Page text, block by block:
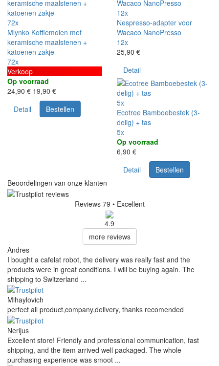
72x
Mlynko Koffiemolen met
keramische maalstenen +
katoenen zakje
72x
Verkoop
Op voorraad
24,90 € 19,90 €
Detail
Bestellen
12x
Nespresso-adapter voor
Wacaco NanoPresso
12x
25,90 €
Detail
5x
Ecotree Bamboebestek (3-
delig) + tas
5x
Op voorraad
6,90 €
Detail
Bestellen
Beoordelingen van onze klanten
Reviews 79 • Excellent
4.9
more reviews
Andres
I bought a cafelat robot, the delivery was really fast and the
products were in great conditions. I will be buying again. The
shipping to Switzerland ...
Mihaylovich
perfect all product,company,delivery, thanks recomended
Nerijus
Excellent store! Friendly and professional communication, fast
shipping, and the item arrived well packaged. The whole
purchasing experience was smoot ...